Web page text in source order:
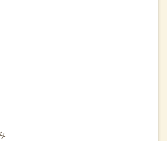
をうけました。介護医療福祉障害分
皆様と市役所の方々とよりよい八戸
ながら頑張ってまいります。どうぞ
す！
宅医療の講話をさせていただきまし
だけでなく三沢や階上町からもお越
ざいます。アーカイブもございます